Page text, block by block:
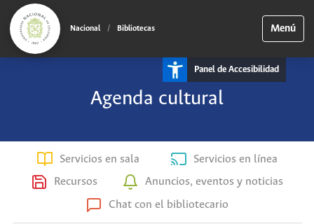
Nacional / Bibliotecas Menú
Panel de Accesibilidad
Agenda cultural
Servicios en sala
Servicios en línea
Recursos
Anuncios, eventos y noticias
Chat con el bibliotecario